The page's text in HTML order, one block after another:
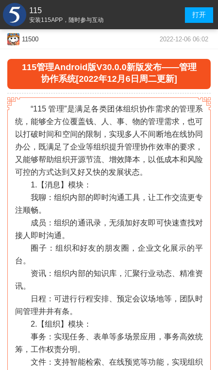
115
安装115APP，随时参与互动
打开
11500 2022-12-06 06:02
115管理Android版V30.0.0新版发布——管理
协作系统[2022年12月6日周二更新]
“115 管理”是满足各类团体组织协作需求的管理系
统，能够全方位覆盖钱、人、事、物的管理需求，也可
以打破时间和空间的限制，实现多人不间断地在线协同
办公，既满足了企业等组织提升管理协作效率的要求，
又能够帮助组织开源节流、增效降本，以低成本和风险
可控的方式达到又好又快的发展状态。
1.【消息】模块：
我聊：组织内部的即时沟通工具，让工作交流更专
注顺畅。
成员：组织的通讯录，无须加好友即可快速查找对
接人即时沟通。
圈子：组织和好友的朋友圈，企业文化展示的平
台。
资讯：组织内部的知识库，汇聚行业动态、精准资
讯。
日程：可进行行程安排、预定会议场地等，团队时
间管理井井有条。
2.【组织】模块：
事务：实现任务、表单等多场景应用，事务高效统
筹，工作权责分明。
文件：支持智能检索、在线预览等功能，实现组织